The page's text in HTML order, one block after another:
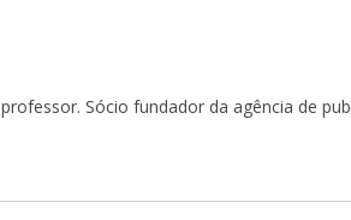
Sócio fundador da agência de